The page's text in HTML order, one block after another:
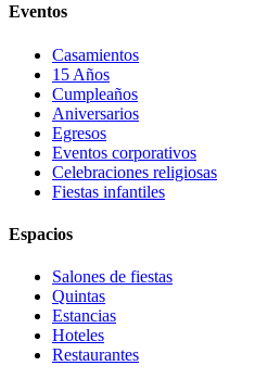
Eventos
Casamientos
15 Años
Cumpleaños
Aniversarios
Egresos
Eventos corporativos
Celebraciones religiosas
Fiestas infantiles
Espacios
Salones de fiestas
Quintas
Estancias
Hoteles
Restaurantes